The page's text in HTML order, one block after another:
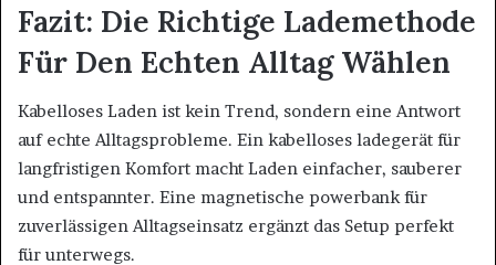
Fazit: Die Richtige Lademethode
Für Den Echten Alltag Wählen
Kabelloses Laden ist kein Trend, sondern eine Antwort
auf echte Alltagsprobleme. Ein kabelloses ladegerät für
langfristigen Komfort macht Laden einfacher, sauberer
und entspannter. Eine magnetische powerbank für
zuverlässigen Alltagseinsatz ergänzt das Setup perfekt
für unterwegs.